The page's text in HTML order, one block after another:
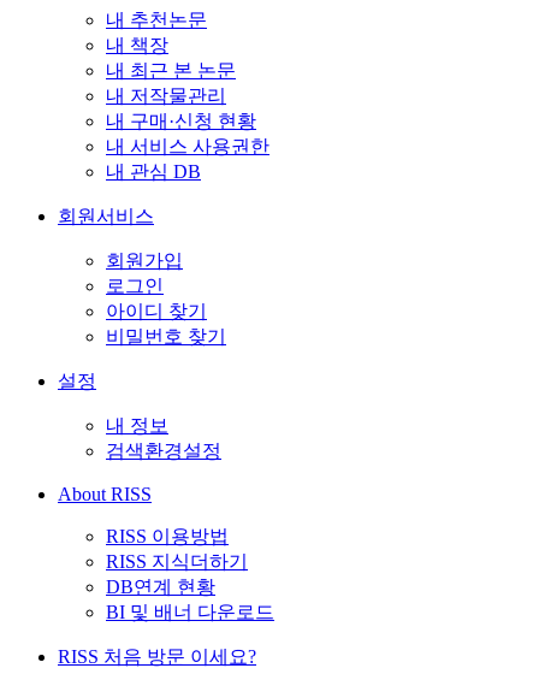
내 추천논문
내 책장
내 최근 본 논문
내 저작물관리
내 구매·신청 현황
내 서비스 사용권한
내 관심 DB
회원서비스
회원가입
로그인
아이디 찾기
비밀번호 찾기
설정
내 정보
검색환경설정
About RISS
RISS 이용방법
RISS 지식더하기
DB연계 현황
BI 및 배너 다운로드
RISS 처음 방문 이세요?